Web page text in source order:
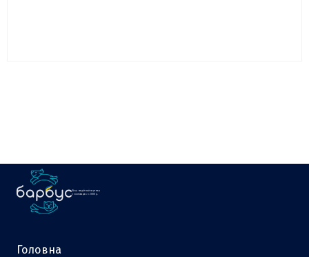
Ваш надійний партнер
у зоотоварах з 2000 р.
Головна